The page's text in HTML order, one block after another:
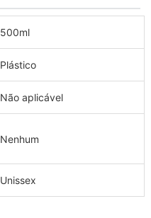
500ml
Plástico
Não aplicável
Nenhum
Unissex